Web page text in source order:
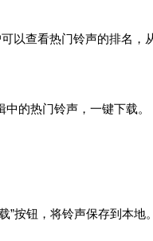
以查看热门铃声的排名，
的热门铃声，一键下载。
”按钮，将铃声保存到本地。